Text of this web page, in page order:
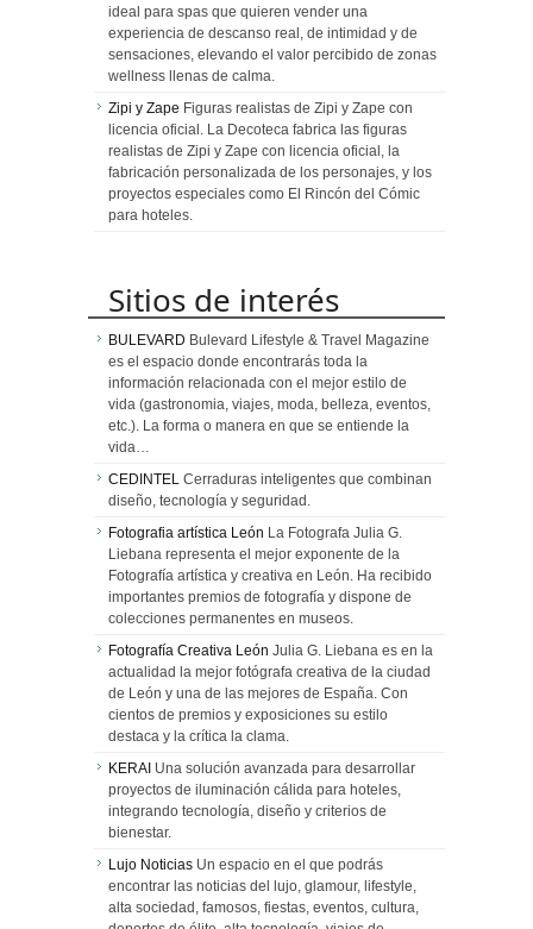
ideal para spas que quieren vender una
experiencia de descanso real, de intimidad y de
sensaciones, elevando el valor percibido de zonas
wellness llenas de calma.
Zipi y Zape Figuras realistas de Zipi y Zape con
licencia oficial. La Decoteca fabrica las figuras
realistas de Zipi y Zape con licencia oficial, la
fabricación personalizada de los personajes, y los
proyectos especiales como El Rincón del Cómic
para hoteles.
Sitios de interés
BULEVARD Bulevard Lifestyle & Travel Magazine
es el espacio donde encontrarás toda la
información relacionada con el mejor estilo de
vida (gastronomia, viajes, moda, belleza, eventos,
etc.). La forma o manera en que se entiende la
vida…
CEDINTEL Cerraduras inteligentes que combinan
diseño, tecnología y seguridad.
Fotografia artística León La Fotografa Julia G.
Liebana representa el mejor exponente de la
Fotografía artística y creativa en León. Ha recibido
importantes premios de fotografía y dispone de
colecciones permanentes en museos.
Fotografía Creativa León Julia G. Liebana es en la
actualidad la mejor fotógrafa creativa de la ciudad
de León y una de las mejores de España. Con
cientos de premios y exposiciones su estilo
destaca y la crítica la clama.
KERAI Una solución avanzada para desarrollar
proyectos de iluminación cálida para hoteles,
integrando tecnología, diseño y criterios de
bienestar.
Lujo Noticias Un espacio en el que podrás
encontrar las noticias del lujo, glamour, lifestyle,
alta sociedad, famosos, fiestas, eventos, cultura,